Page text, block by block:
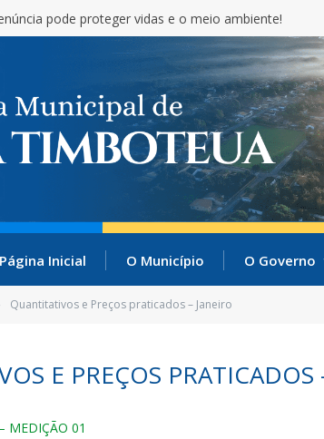
pode proteger vidas e o meio ambiente!
Página Inicial O Município O Governo
Quantitativos e Preços praticados – Janeiro
E PREÇOS PRATICADOS
MEDIÇÃO 01